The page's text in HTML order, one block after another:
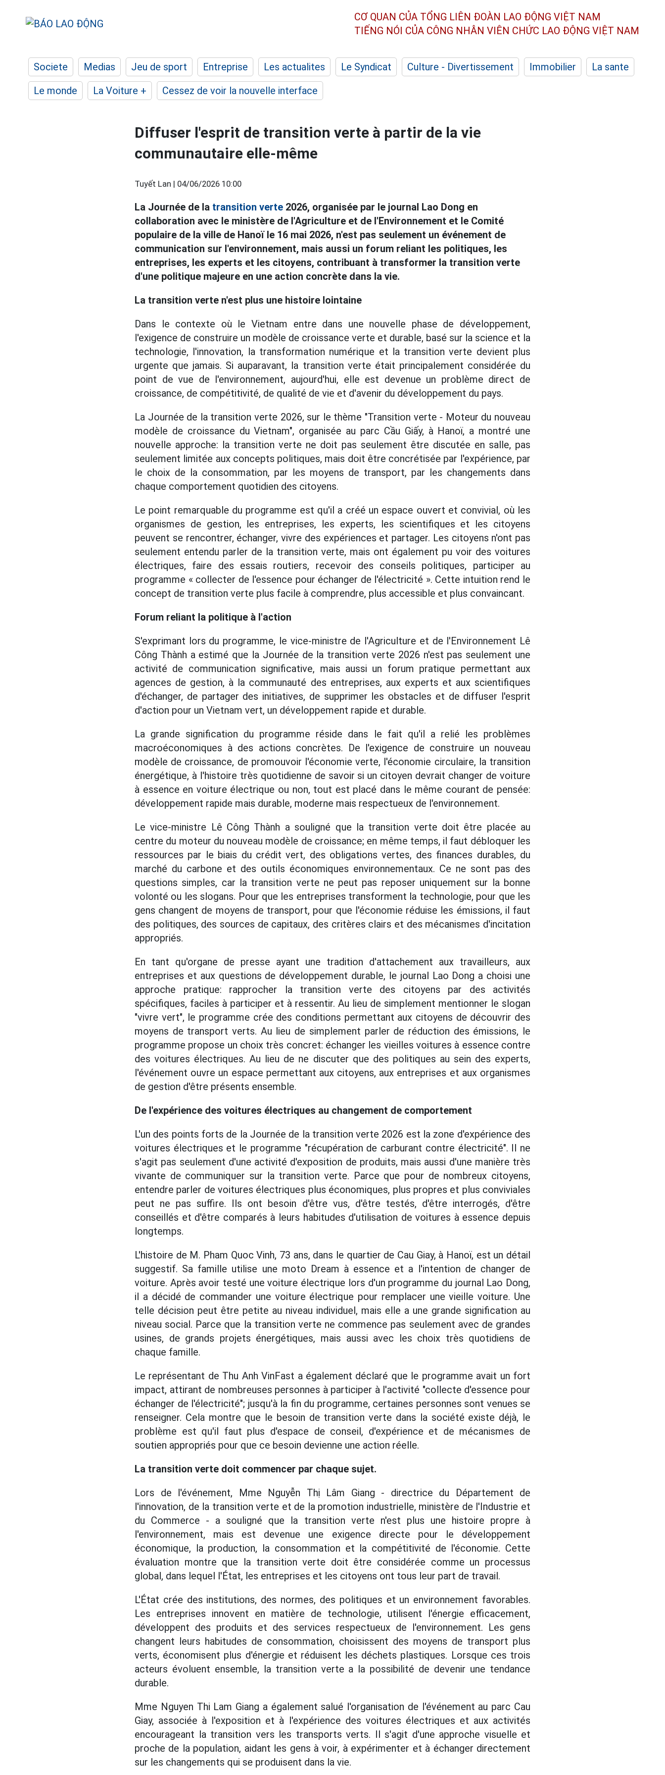
CƠ QUAN CỦA TỔNG LIÊN ĐOÀN LAO ĐỘNG VIỆT NAM
TIẾNG NÓI CỦA CÔNG NHÂN VIÊN CHỨC LAO ĐỘNG VIỆT NAM
Societe Medias Jeu de sport Entreprise Les actualites Le Syndicat Culture - Divertissement Immobilier
La sante
Le monde
La Voiture + Cessez de voir la nouvelle interface
Diffuser l'esprit de transition verte à partir de la vie
communautaire elle-même
Tuyết Lan | 04/06/2026 10:00
La Journée de la transition verte 2026, organisée par le journal Lao Dong en
collaboration avec le ministère de l'Agriculture et de l'Environnement et le Comité
populaire de la ville de Hanoï le 16 mai 2026, n'est pas seulement un événement de
communication sur l'environnement, mais aussi un forum reliant les politiques, les
entreprises, les experts et les citoyens, contribuant à transformer la transition verte
d'une politique majeure en une action concrète dans la vie.
La transition verte n'est plus une histoire lointaine
Dans le contexte où le Vietnam entre dans une nouvelle phase de développement,
l'exigence de construire un modèle de croissance verte et durable, basé sur la science et la
technologie, l'innovation, la transformation numérique et la transition verte devient plus
urgente que jamais. Si auparavant, la transition verte était principalement considérée du
point de vue de l'environnement, aujourd'hui, elle est devenue un problème direct de
croissance, de compétitivité, de qualité de vie et d'avenir du développement du pays.
La Journée de la transition verte 2026, sur le thème "Transition verte - Moteur du nouveau
modèle de croissance du Vietnam", organisée au parc Cầu Giấy, à Hanoï, a montré une
nouvelle approche: la transition verte ne doit pas seulement être discutée en salle, pas
seulement limitée aux concepts politiques, mais doit être concrétisée par l'expérience, par
le choix de la consommation, par les moyens de transport, par les changements dans
chaque comportement quotidien des citoyens.
Le point remarquable du programme est qu'il a créé un espace ouvert et convivial, où les
organismes de gestion, les entreprises, les experts, les scientifiques et les citoyens
peuvent se rencontrer, échanger, vivre des expériences et partager. Les citoyens n'ont pas
seulement entendu parler de la transition verte, mais ont également pu voir des voitures
électriques, faire des essais routiers, recevoir des conseils politiques, participer au
programme « collecter de l'essence pour échanger de l'électricité ». Cette intuition rend le
concept de transition verte plus facile à comprendre, plus accessible et plus convaincant.
Forum reliant la politique à l'action
S'exprimant lors du programme, le vice-ministre de l'Agriculture et de l'Environnement Lê
Công Thành a estimé que la Journée de la transition verte 2026 n'est pas seulement une
activité de communication significative, mais aussi un forum pratique permettant aux
agences de gestion, à la communauté des entreprises, aux experts et aux scientifiques
d'échanger, de partager des initiatives, de supprimer les obstacles et de diffuser l'esprit
d'action pour un Vietnam vert, un développement rapide et durable.
La grande signification du programme réside dans le fait qu'il a relié les problèmes
macroéconomiques à des actions concrètes. De l'exigence de construire un nouveau
modèle de croissance, de promouvoir l'économie verte, l'économie circulaire, la transition
énergétique, à l'histoire très quotidienne de savoir si un citoyen devrait changer de voiture
à essence en voiture électrique ou non, tout est placé dans le même courant de pensée:
développement rapide mais durable, moderne mais respectueux de l'environnement.
Le vice-ministre Lê Công Thành a souligné que la transition verte doit être placée au
centre du moteur du nouveau modèle de croissance; en même temps, il faut débloquer les
ressources par le biais du crédit vert, des obligations vertes, des finances durables, du
marché du carbone et des outils économiques environnementaux. Ce ne sont pas des
questions simples, car la transition verte ne peut pas reposer uniquement sur la bonne
volonté ou les slogans. Pour que les entreprises transforment la technologie, pour que les
gens changent de moyens de transport, pour que l'économie réduise les émissions, il faut
des politiques, des sources de capitaux, des critères clairs et des mécanismes d'incitation
appropriés.
En tant qu'organe de presse ayant une tradition d'attachement aux travailleurs, aux
entreprises et aux questions de développement durable, le journal Lao Dong a choisi une
approche pratique: rapprocher la transition verte des citoyens par des activités
spécifiques, faciles à participer et à ressentir. Au lieu de simplement mentionner le slogan
"vivre vert", le programme crée des conditions permettant aux citoyens de découvrir des
moyens de transport verts. Au lieu de simplement parler de réduction des émissions, le
programme propose un choix très concret: échanger les vieilles voitures à essence contre
des voitures électriques. Au lieu de ne discuter que des politiques au sein des experts,
l'événement ouvre un espace permettant aux citoyens, aux entreprises et aux organismes
de gestion d'être présents ensemble.
De l'expérience des voitures électriques au changement de comportement
L'un des points forts de la Journée de la transition verte 2026 est la zone d'expérience des
voitures électriques et le programme "récupération de carburant contre électricité". Il ne
s'agit pas seulement d'une activité d'exposition de produits, mais aussi d'une manière très
vivante de communiquer sur la transition verte. Parce que pour de nombreux citoyens,
entendre parler de voitures électriques plus économiques, plus propres et plus conviviales
peut ne pas suffire. Ils ont besoin d'être vus, d'être testés, d'être interrogés, d'être
conseillés et d'être comparés à leurs habitudes d'utilisation de voitures à essence depuis
longtemps.
L'histoire de M. Pham Quoc Vinh, 73 ans, dans le quartier de Cau Giay, à Hanoï, est un détail
suggestif. Sa famille utilise une moto Dream à essence et a l'intention de changer de
voiture. Après avoir testé une voiture électrique lors d'un programme du journal Lao Dong,
il a décidé de commander une voiture électrique pour remplacer une vieille voiture. Une
telle décision peut être petite au niveau individuel, mais elle a une grande signification au
niveau social. Parce que la transition verte ne commence pas seulement avec de grandes
usines, de grands projets énergétiques, mais aussi avec les choix très quotidiens de
chaque famille.
Le représentant de Thu Anh VinFast a également déclaré que le programme avait un fort
impact, attirant de nombreuses personnes à participer à l'activité "collecte d'essence pour
échanger de l'électricité"; jusqu'à la fin du programme, certaines personnes sont venues se
renseigner. Cela montre que le besoin de transition verte dans la société existe déjà, le
problème est qu'il faut plus d'espace de conseil, d'expérience et de mécanismes de
soutien appropriés pour que ce besoin devienne une action réelle.
La transition verte doit commencer par chaque sujet.
Lors de l'événement, Mme Nguyễn Thị Lâm Giang - directrice du Département de
l'innovation, de la transition verte et de la promotion industrielle, ministère de l'Industrie et
du Commerce - a souligné que la transition verte n'est plus une histoire propre à
l'environnement, mais est devenue une exigence directe pour le développement
économique, la production, la consommation et la compétitivité de l'économie. Cette
évaluation montre que la transition verte doit être considérée comme un processus
global, dans lequel l'État, les entreprises et les citoyens ont tous leur part de travail.
L'État crée des institutions, des normes, des politiques et un environnement favorables.
Les entreprises innovent en matière de technologie, utilisent l'énergie efficacement,
développent des produits et des services respectueux de l'environnement. Les gens
changent leurs habitudes de consommation, choisissent des moyens de transport plus
verts, économisent plus d'énergie et réduisent les déchets plastiques. Lorsque ces trois
acteurs évoluent ensemble, la transition verte a la possibilité de devenir une tendance
durable.
Mme Nguyen Thi Lam Giang a également salué l'organisation de l'événement au parc Cau
Giay, associée à l'exposition et à l'expérience des voitures électriques et aux activités
encourageant la transition vers les transports verts. Il s'agit d'une approche visuelle et
proche de la population, aidant les gens à voir, à expérimenter et à échanger directement
sur les changements qui se produisent dans la vie.